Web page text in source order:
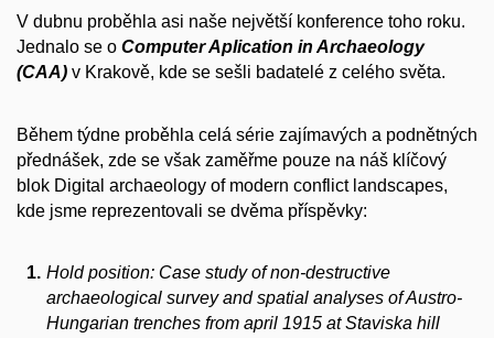
V dubnu proběhla asi naše největší konference toho roku.
Jednalo se o Computer Aplication in Archaeology
(CAA) v Krakově, kde se sešli badatelé z celého světa.
Během týdne proběhla celá série zajímavých a podnětných
přednášek, zde se však zaměřme pouze na náš klíčový
blok Digital archaeology of modern conflict landscapes,
kde jsme reprezentovali se dvěma příspěvky:
Hold position: Case study of non-destructive
archaeological survey and spatial analyses of Austro-
Hungarian trenches from april 1915 at Staviska hill